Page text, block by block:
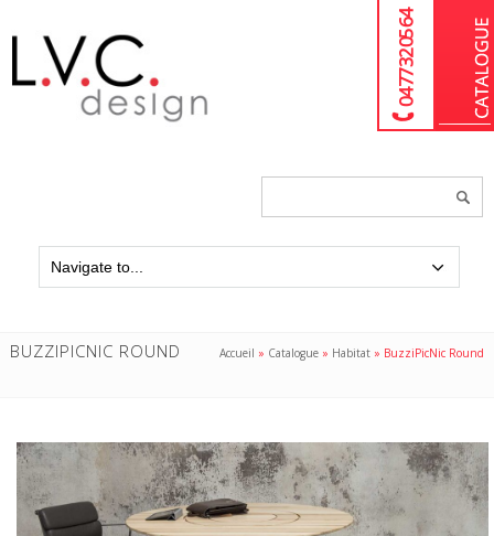
04 77 32 05 64
BUZZIPICNIC ROUND Accueil » Catalogue » Habitat » BuzziPicNic Round